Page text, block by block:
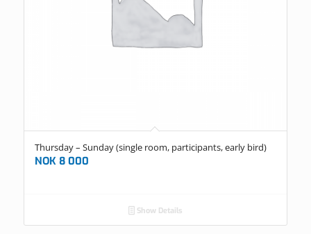
Thursday – Sunday (single room, participants, early bird)
NOK8 000
Show Details